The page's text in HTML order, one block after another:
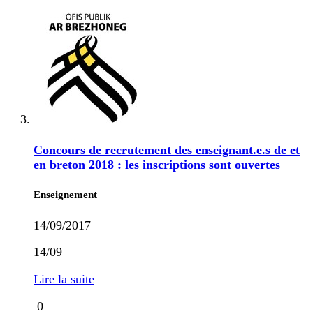
Concours de recrutement des enseignant.e.s de et
en breton 2018 : les inscriptions sont ouvertes
Enseignement
14/09/2017
14/09
Lire la suite
0